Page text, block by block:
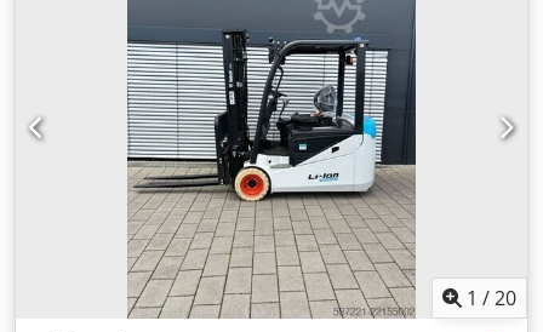
1 /20